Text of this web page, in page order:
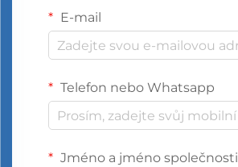
E-mail
Telefon nebo Whatsapp
Jméno a jméno společnosti